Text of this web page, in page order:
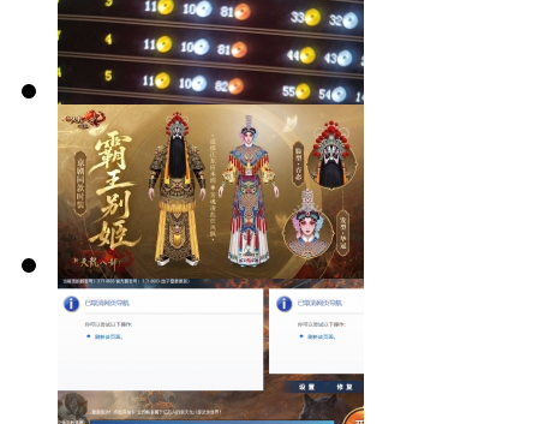
飞！
九州商会再不
盘出砸手里了
【稿件·更新】
2026七夕情人